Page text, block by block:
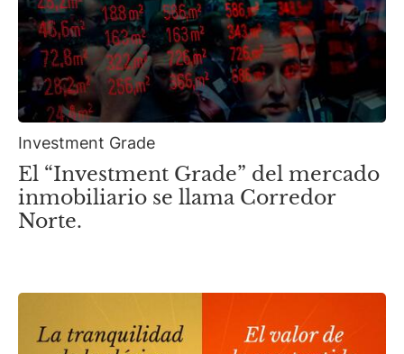
Investment Grade
El “Investment Grade” del mercado
inmobiliario se llama Corredor
Norte.